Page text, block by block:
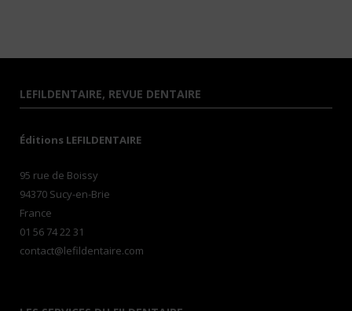
LEFILDENTAIRE, REVUE DENTAIRE
Éditions LEFILDENTAIRE
95 rue de Boissy
94370 Sucy-en-Brie
France
01 56 74 22 31
contact@lefildentaire.com